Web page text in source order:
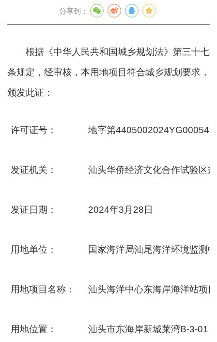
分享到：
根据《中华人民共和国城乡规划法》第三十七
条规定，经审核，本用地项目符合城乡规划要求，
颁发此证：
许可证号： 地字第
发证机关： 汕头华侨经济文化合作试验区
发证日期： 2024年3月28日
用地单位： 国家海洋局汕尾海洋环境监测
用地项目名称： 汕头海洋中心东海岸海洋站项目
用地位置： 汕头市东海岸新城莱湾B-3-01